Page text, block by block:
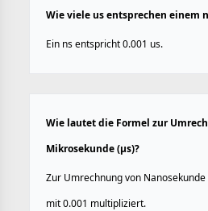
Wie viele us entsprechen einem
Ein ns entspricht 0.001 us.
Wie lautet die Formel zur
Mikrosekunde (µs)?
Zur Umrechnung von
mit 0.001 multipliziert.